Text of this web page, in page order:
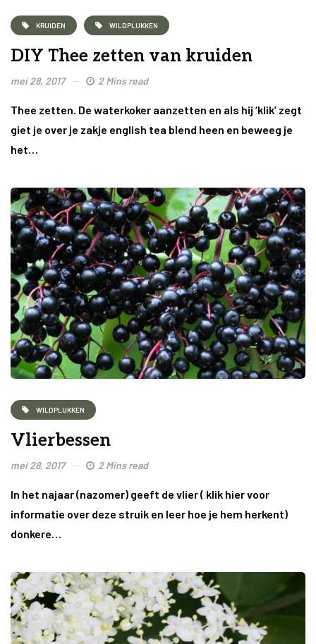
KRUIDEN WILDPLUKKEN
DIY Thee zetten van kruiden
mei 28, 2017 2 Mins read
Thee zetten. De waterkoker aanzetten en als hij ‘klik’ zegt
giet je over je zakje english tea blend heen en beweeg je
het…
WILDPLUKKEN
Vlierbessen
mei 28, 2017 2 Mins read
In het najaar (nazomer) geeft de vlier ( klik hier voor
informatie over deze struik en leer hoe je hem herkent)
donkere…